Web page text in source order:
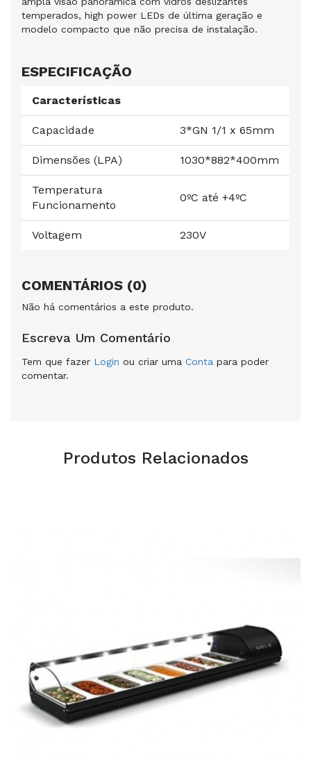
temperados, high power LEDs de última geração e
modelo compacto que não precisa de instalação.
ESPECIFICAÇÃO
Características
Capacidade 3*GN 1/1 x 65mm
Dimensões (LPA) 1030*882*400mm
Temperatura
Funcionamento
0ºC até +4ºC
Voltagem 230V
COMENTÁRIOS (0)
Não há comentários a este produto.
Escreva Um Comentário
Tem que fazer Login ou criar uma Conta para poder
comentar.
Produtos Relacionados